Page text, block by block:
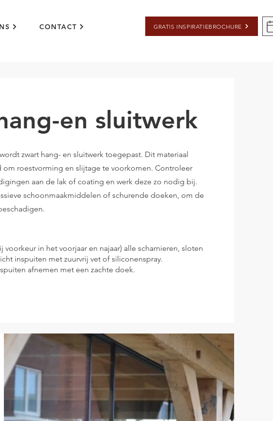
CONTACT GRATIS INSPIRATIEBROCHURE
en sluitwerk
zwart hang- en sluitwerk toegepast. Dit materiaal
roestvorming en slijtage te voorkomen. Controleer
aan de lak of coating en werk deze zo nodig bij.
schoonmaakmiddelen of schurende doeken, om de
voorkeur in het voorjaar en najaar) alle scharnieren, sloten
inspuiten met zuurvrij vet of siliconenspray.
afnemen met een zachte doek.